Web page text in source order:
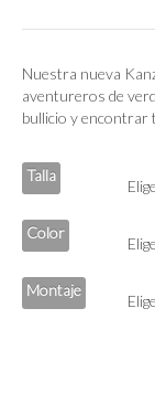
Nuestra nueva
aventureros de
bullicio y encontrar
Talla
Color
Montaje